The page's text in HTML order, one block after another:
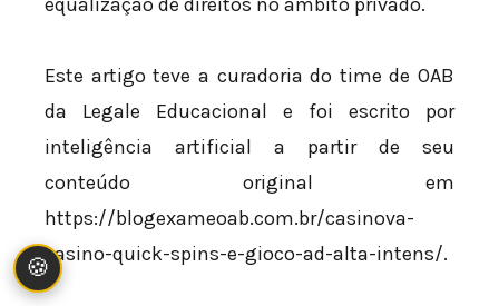
Este artigo teve a curadoria do time de OAB
da Legale Educacional e foi escrito por
inteligência artificial a partir de seu
conteúdo original em
https://blogexameoab.com.br/casinova-
casino-quick-spins-e-gioco-ad-alta-intens/.
🍪